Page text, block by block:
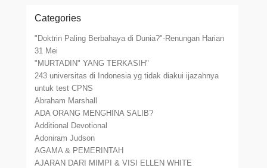
Categories
"Doktrin Paling Berbahaya di Dunia?"-Renungan Harian
31 Mei
"MURTADIN" YANG TERKASIH"
243 universitas di Indonesia yg tidak diakui ijazahnya
untuk test CPNS
Abraham Marshall
ADA ORANG MENGHINA SALIB?
Additional Devotional
Adoniram Judson
AGAMA & PEMERINTAH
AJARAN DARI MIMPI & VISI ELLEN WHITE